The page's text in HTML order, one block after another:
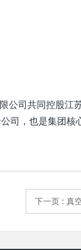
司共同控股江
司，也是集团核
下一页 : 真